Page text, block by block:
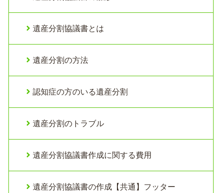
遺産分割協議書とは
遺産分割の方法
認知症の方のいる遺産分割
遺産分割のトラブル
遺産分割協議書作成に関する費用
遺産分割協議書の作成【共通】フッター